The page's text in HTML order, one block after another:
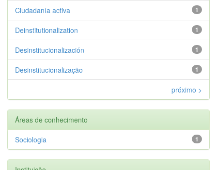
1
Ciudadanía activa
1
Deinstitutionalization
1
Desinstitucionalización
1
Desinstitucionalização
próximo >
Áreas de conhecimento
1
Sociologia